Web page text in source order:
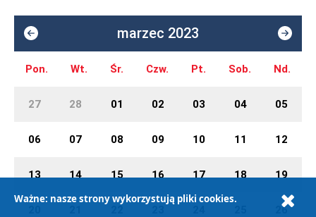
marzec 2023
Pon. Wt. Śr. Czw. Pt. Sob. Nd.
27 28 01 02 03 04 05
06 07 08 09 10 11 12
13 14 15 16 17 18 19
26
Ważne: nasze strony wykorzystują pliki cookies.